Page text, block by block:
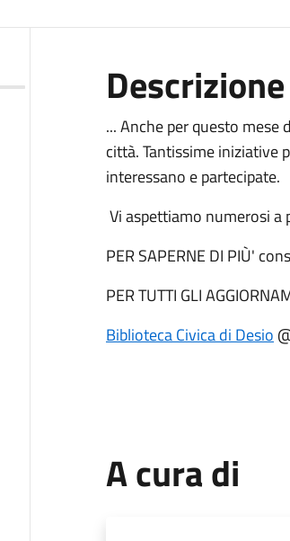
Descrizione
... Anche per questo
città. Tantissime iniziative
interessano e partecipate.
Vi aspettiamo numerosi
PER SAPERNE DI PIÙ'
PER TUTTI GLI
Biblioteca Civica di Desio
A cura di